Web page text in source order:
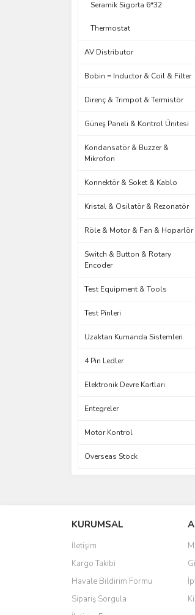
Seramik Sigorta 6*32
Thermostat
AV Distributor
Bobin = Inductor & Coil & Filter
Direnç & Trimpot & Termistör
Güneş Paneli & Kontrol Ünitesi
Kondansatör & Buzzer &
Mikrofon
Konnektör & Soket & Kablo
Kristal & Osilatör & Rezonatör
Röle & Motor & Fan & Hoparlör
Switch & Button & Rotary
Encoder
Test Equipment & Tools
Test Pinleri
Uzaktan Kumanda Sistemleri
4 Pin Ledler
Elektronik Devre Kartları
Entegreler
Motor Kontrol
Overseas Stock
KURUMSAL
İletişim
Kargo Takibi
Havale Bildirim Formu
Sipariş Sorgula